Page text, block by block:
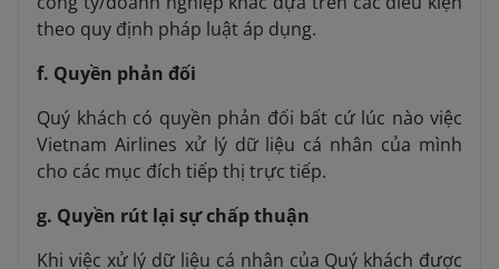
theo quy định pháp luật áp dụng.
f. Quyền phản đối
Quý khách có quyền phản đối bất cứ lúc nào việc
Vietnam Airlines xử lý dữ liệu cá nhân của mình
cho các mục đích tiếp thị trực tiếp.
g. Quyền rút lại sự chấp thuận
Khi việc xử lý dữ liệu cá nhân của Quý khách được